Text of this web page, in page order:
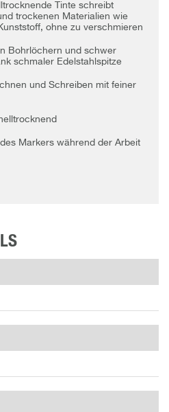
Tinte schreibt
trockenen Materialien wie
ohne zu verschmieren
Bohrlöchern und schwer
schmaler Edelstahlspitze
und Schreiben mit feiner
Markers während der Arbeit